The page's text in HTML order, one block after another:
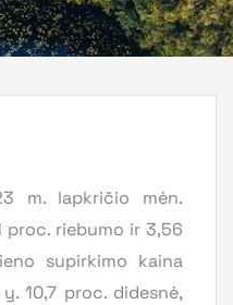
m. lapkričio mėn.
proc. riebumo ir 3,56
supirkimo kaina
10,7 proc. didesnė,